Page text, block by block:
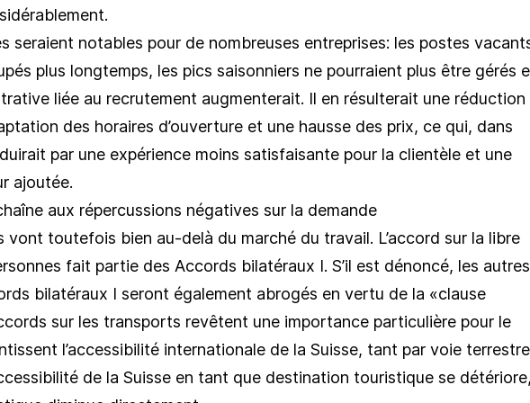
seraient notables pour de nombreuses entreprises: les postes
plus longtemps, les pics saisonniers ne pourraient plus être gérés
liée au recrutement augmenterait. Il en résulterait une réduction
des horaires d’ouverture et une hausse des prix, ce qui, dans
par une expérience moins satisfaisante pour la clientèle et une
ajoutée.
aux répercussions négatives sur la demande
vont toutefois bien au-delà du marché du travail. L’accord sur la libre
fait partie des Accords bilatéraux I. S’il est dénoncé, les autres
bilatéraux I seront également abrogés en vertu de la «clause
sur les transports revêtent une importance particulière pour le
l’accessibilité internationale de la Suisse, tant par voie terrestre
de la Suisse en tant que destination touristique se détériore,